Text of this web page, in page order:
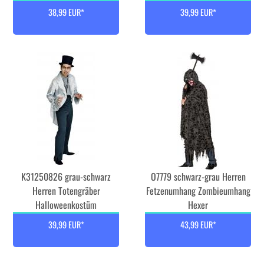
38,99 EUR* 39,99 EUR*
K31250826 grau-schwarz
Herren Totengräber
Halloweenkostüm
39,99 EUR*
O7779 schwarz-grau Herren
Fetzenumhang Zombieumhang
Hexer
43,99 EUR*